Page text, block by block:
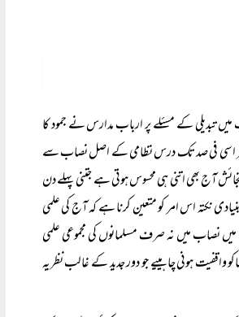
کے مسئلے پر ارباب مدارس نے جمود کا
ستر اسی فی صد تک درس نظامی کے اصل نصاب سے
آج بھی اتنی ہی محسوس ہوتی ہے جتنی پہلے دن
نکتہ اس امر کو متعین کرنا ہے کہ آج کی علمی
نصاب میں نہ صرف مسلمانوں کی مجموعی علمی
واقفیت ہونی چاہییے جو دور جدید کے غالب نظریہ